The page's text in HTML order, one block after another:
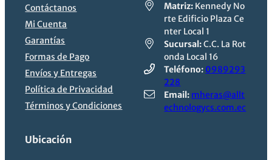
Contáctanos
Mi Cuenta
Garantías
Formas de Pago
Envíos y Entregas
Política de Privacidad
Términos y Condiciones
Matriz: Kennedy No
rte Edificio Plaza Ce
nter Local 1
Sucursal:C.C. La Rot
onda Local 16
Teléfono: 0989293
228
Email: mheras@allt
echnologycs.com.ec
Ubicación